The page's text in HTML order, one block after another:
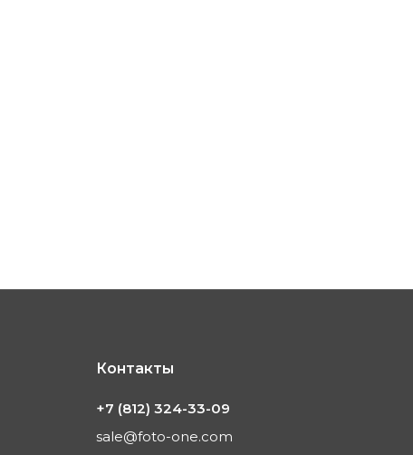
Контакты
+7 (812) 324-33-09
sale@foto-one.com